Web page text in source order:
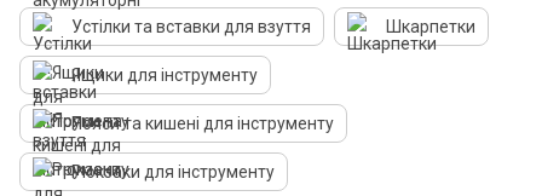
Устілки та вставки для взуття Шкарпетки
Ящики для інструменту
Пояси та кишені для інструменту
Рюкзаки для інструменту